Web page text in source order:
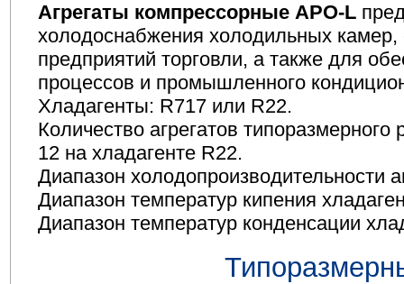
Агрегаты компрессорные APO-L
холодоснабжения холодильных камер,
предприятий торговли, а также для
процессов и промышленного
Хладагенты: R717 или R22.
Количество агрегатов
12 на хладагенте R22.
Диапазон холодопроизводительности
Диапазон температур кипения
Диапазон температур конденсации